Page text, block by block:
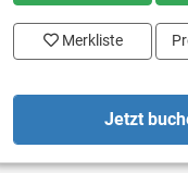
Merkliste
Jetzt